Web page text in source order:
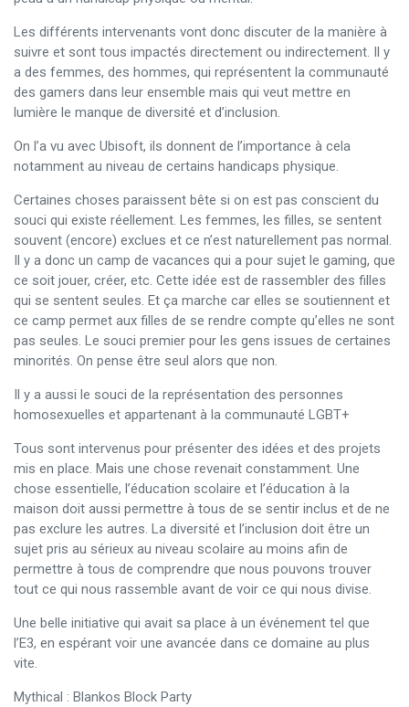
Les différents intervenants vont donc discuter de la manière à
suivre et sont tous impactés directement ou indirectement. Il y
a des femmes, des hommes, qui représentent la communauté
des gamers dans leur ensemble mais qui veut mettre en
lumière le manque de diversité et d’inclusion.
On l’a vu avec Ubisoft, ils donnent de l’importance à cela
notamment au niveau de certains handicaps physique.
Certaines choses paraissent bête si on est pas conscient du
souci qui existe réellement. Les femmes, les filles, se sentent
souvent (encore) exclues et ce n’est naturellement pas normal.
Il y a donc un camp de vacances qui a pour sujet le gaming, que
ce soit jouer, créer, etc. Cette idée est de rassembler des filles
qui se sentent seules. Et ça marche car elles se soutiennent et
ce camp permet aux filles de se rendre compte qu’elles ne sont
pas seules. Le souci premier pour les gens issues de certaines
minorités. On pense être seul alors que non.
Il y a aussi le souci de la représentation des personnes
homosexuelles et appartenant à la communauté LGBT+
Tous sont intervenus pour présenter des idées et des projets
mis en place. Mais une chose revenait constamment. Une
chose essentielle, l’éducation scolaire et l’éducation à la
maison doit aussi permettre à tous de se sentir inclus et de ne
pas exclure les autres. La diversité et l’inclusion doit être un
sujet pris au sérieux au niveau scolaire au moins afin de
permettre à tous de comprendre que nous pouvons trouver
tout ce qui nous rassemble avant de voir ce qui nous divise.
Une belle initiative qui avait sa place à un événement tel que
l’E3, en espérant voir une avancée dans ce domaine au plus
vite.
Mythical : Blankos Block Party